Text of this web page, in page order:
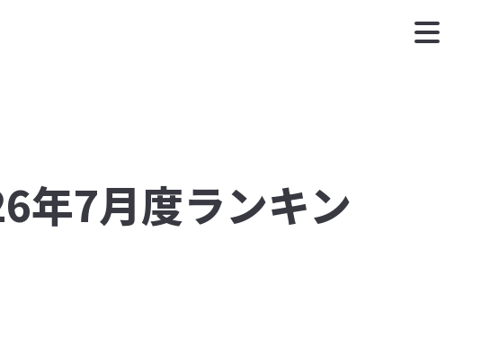
年7月度ランキン